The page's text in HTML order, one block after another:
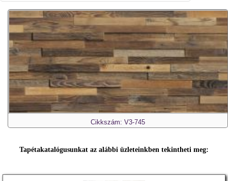
Cikkszám: V3-745
Tapétakatalógusunkat az alábbi üzleteinkben tekintheti meg: